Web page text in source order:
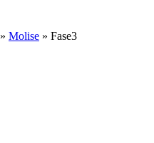
» Molise » Fase3